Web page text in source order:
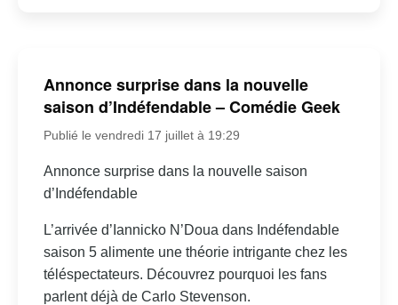
Annonce surprise dans la nouvelle
saison d’Indéfendable – Comédie Geek
Publié le vendredi 17 juillet à 19:29
Annonce surprise dans la nouvelle saison
d’Indéfendable
L’arrivée d’Iannicko N’Doua dans Indéfendable
saison 5 alimente une théorie intrigante chez les
téléspectateurs. Découvrez pourquoi les fans
parlent déjà de Carlo Stevenson.